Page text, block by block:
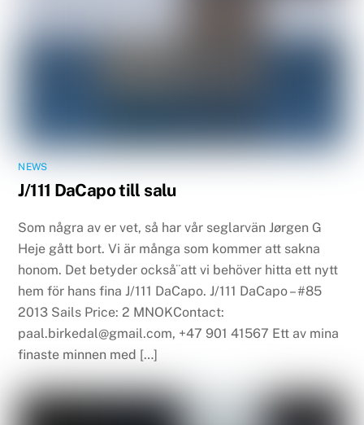
NEWS
J/111 DaCapo till salu
Som några av er vet, så har vår seglarvän Jørgen G
Heje gått bort. Vi är många som kommer att sakna
honom. Det betyder också¨att vi behöver hitta ett nytt
hem för hans fina J/111 DaCapo. J/111 DaCapo – #85
2013 Sails Price: 2 MNOKContact:
paal.birkedal@gmail.com, +47 901 41567 Ett av mina
finaste minnen med […]